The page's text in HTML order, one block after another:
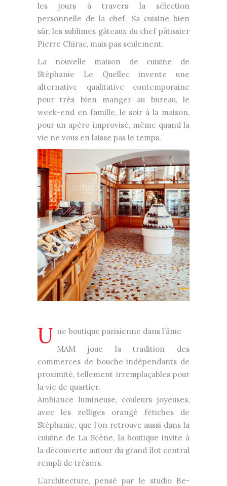
les jours à travers la sélection
personnelle de la chef. Sa cuisine bien
sûr, les sublimes gâteaux du chef pâtissier
Pierre Chirac, mais pas seulement.
La nouvelle maison de cuisine de
Stéphanie Le Quellec invente une
alternative qualitative contemporaine
pour très bien manger au bureau, le
week-end en famille, le soir à la maison,
pour un apéro improvisé, même quand la
vie ne vous en laisse pas le temps.
U ne boutique parisienne dans l’âme
MAM joue la tradition des
commerces de bouche indépendants de
proximité, tellement irremplaçables pour
la vie de quartier.
Ambiance lumineuse, couleurs joyeuses,
avec les zelliges orangé fétiches de
Stéphanie, que l’on retrouve aussi dans la
cuisine de La Scène, la boutique invite à
la découverte autour du grand îlot central
rempli de trésors.
L’architecture, pensé par le studio Be-